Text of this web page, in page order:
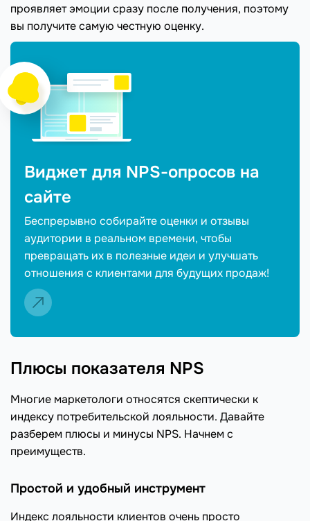
проявляет эмоции сразу после получения, поэтому
вы получите самую честную оценку.
Виджет для NPS-опросов на
сайте
Беспрерывно собирайте оценки и отзывы
аудитории в реальном времени, чтобы
превращать их в полезные идеи и улучшать
отношения с клиентами для будущих продаж!
Плюсы показателя NPS
Многие маркетологи относятся скептически к
индексу потребительской лояльности. Давайте
разберем плюсы и минусы NPS. Начнем с
преимуществ.
Простой и удобный инструмент
Индекс лояльности клиентов очень просто